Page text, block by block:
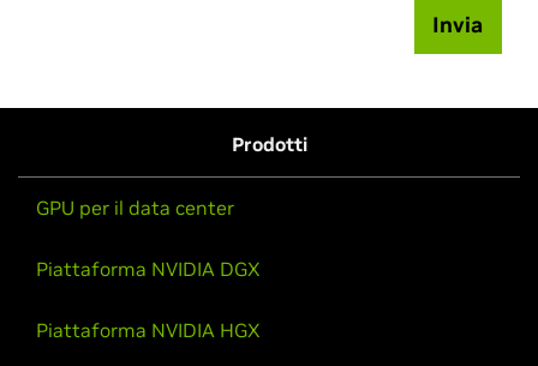
Invia
Prodotti
GPU per il data center
Piattaforma NVIDIA DGX
Piattaforma NVIDIA HGX